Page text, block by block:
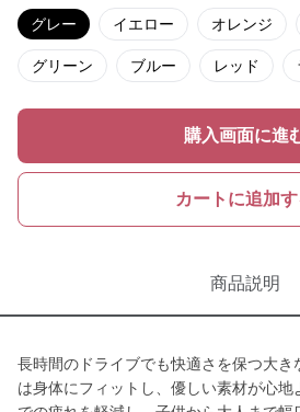
グレー イエロー オレンジ
グリーン ブルー レッド
購入画面に進
カートに追加
商品説明
長時間のドライブでも快適さを保つ大き
は身体にフィットし、優しい素材が心地